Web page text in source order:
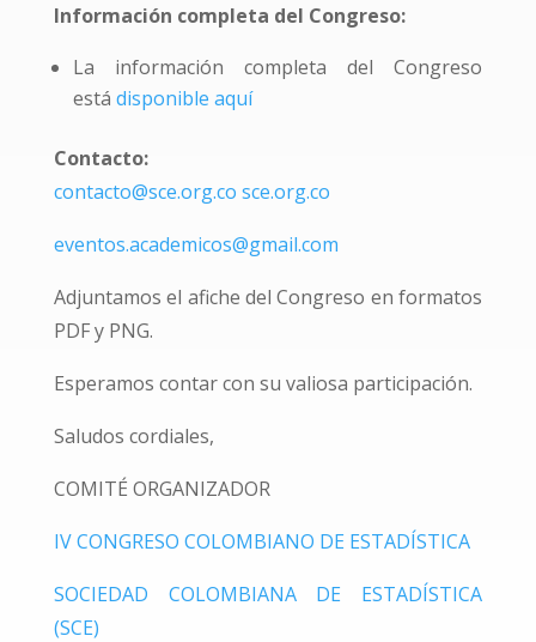
Información completa del Congreso:
La información completa del Congreso
está disponible aquí
Contacto:
contacto@sce.org.co sce.org.co
eventos.academicos@gmail.com
Adjuntamos el afiche del Congreso en formatos
PDF y PNG.
Esperamos contar con su valiosa participación.
Saludos cordiales,
COMITÉ ORGANIZADOR
IV CONGRESO COLOMBIANO DE ESTADÍSTICA
SOCIEDAD COLOMBIANA DE ESTADÍSTICA
(SCE)